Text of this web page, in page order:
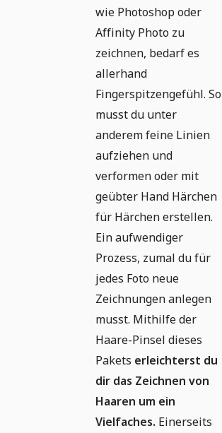
wie Photoshop oder
Affinity Photo zu
zeichnen, bedarf es
allerhand
Fingerspitzengefühl. So
musst du unter
anderem feine Linien
aufziehen und
verformen oder mit
geübter Hand Härchen
für Härchen erstellen.
Ein aufwendiger
Prozess, zumal du für
jedes Foto neue
Zeichnungen anlegen
musst. Mithilfe der
Haare-Pinsel dieses
Pakets erleichterst du
dir das Zeichnen von
Haaren um ein
Vielfaches. Einerseits